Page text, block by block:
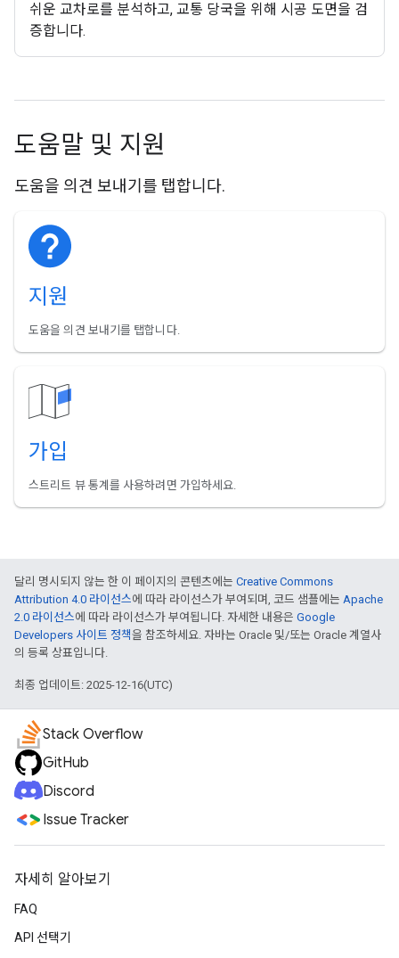
쉬운 교차로를 분석하고, 교통 당국을 위해 시공 도면을 검
증합니다.
도움말 및 지원
도움을 의견 보내기를 탭합니다.
지원
도움을 의견 보내기를 탭합니다.
가입
스트리트 뷰 통계를 사용하려면 가입하세요.
달리 명시되지 않는 한 이 페이지의 콘텐츠에는 Creative Commons
Attribution 4.0 라이선스에 따라 라이선스가 부여되며, 코드 샘플에는 Apache
2.0 라이선스에 따라 라이선스가 부여됩니다. 자세한 내용은 Google
Developers 사이트 정책을 참조하세요. 자바는 Oracle 및/또는 Oracle 계열사
의 등록 상표입니다.
최종 업데이트: 2025-12-16(UTC)
Stack Overflow
GitHub
Discord
Issue Tracker
자세히 알아보기
FAQ
API 선택기